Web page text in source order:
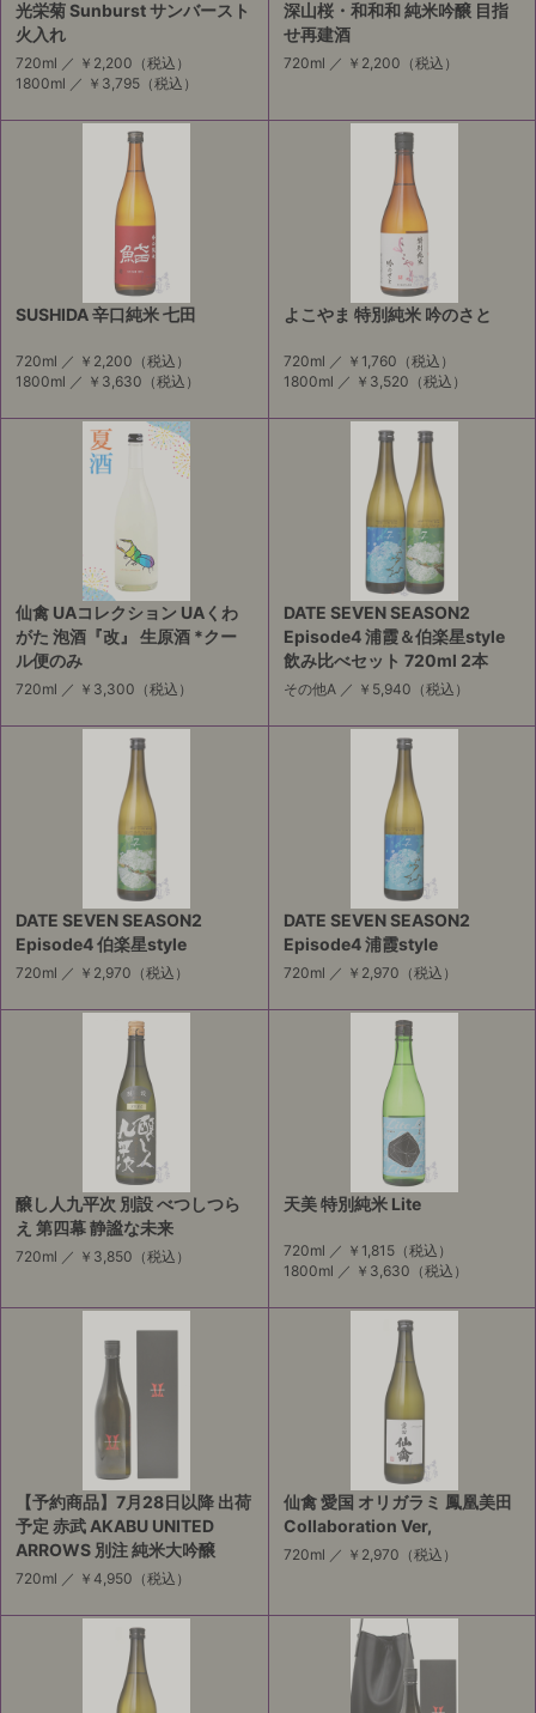
光栄菊 Sunburst サンバースト
火入れ
720ml ／ ￥2,200 （税込）
1800ml ／ ￥3,795 （税込）
深山桜・和和和 純米吟醸 目指
せ再建酒
720ml ／ ￥2,200 （税込）
SUSHIDA 辛口純米 七田
720ml ／ ￥2,200 （税込）
1800ml ／ ￥3,630 （税込）
よこやま 特別純米 吟のさと
720ml ／ ￥1,760 （税込）
1800ml ／ ￥3,520 （税込）
仙禽 UAコレクション UAくわ
がた 泡酒『改』 生原酒 *クー
ル便のみ
720ml ／ ￥3,300 （税込）
DATE SEVEN SEASON2
Episode4 浦霞＆伯楽星style
飲み比べセット 720ml 2本
その他A ／ ￥5,940 （税込）
DATE SEVEN SEASON2
Episode4 伯楽星style
720ml ／ ￥2,970 （税込）
DATE SEVEN SEASON2
Episode4 浦霞style
720ml ／ ￥2,970 （税込）
醸し人九平次 別設 べつしつら
え 第四幕 静謐な未来
720ml ／ ￥3,850 （税込）
天美 特別純米 Lite
720ml ／ ￥1,815（税込）
1800ml ／ ￥3,630 （税込）
【予約商品】7月28日以降 出荷
予定 赤武 AKABU UNITED
ARROWS 別注 純米大吟醸
720ml ／ ￥4,950 （税込）
仙禽 愛国 オリガラミ 鳳凰美田
Collaboration Ver,
720ml ／ ￥2,970 （税込）